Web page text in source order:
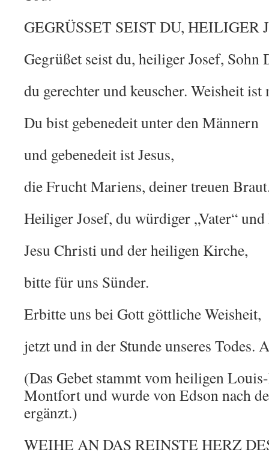
GEGRÜSSET SEIST DU, HEILIGER
Gegrüßet seist du, heiliger Josef, Sohn
du gerechter und keuscher. Weisheit
Du bist gebenedeit unter den Männern
und gebenedeit ist Jesus,
die Frucht Mariens, deiner treuen
Heiliger Josef, du würdiger „Vater“
Jesu Christi und der heiligen Kirche,
bitte für uns Sünder.
Erbitte uns bei Gott göttliche Weisheit,
jetzt und in der Stunde unseres Todes.
(Das Gebet stammt vom heiligen
Montfort und wurde von Edson nach
ergänzt.)
WEIHE AN DAS REINSTE HERZ